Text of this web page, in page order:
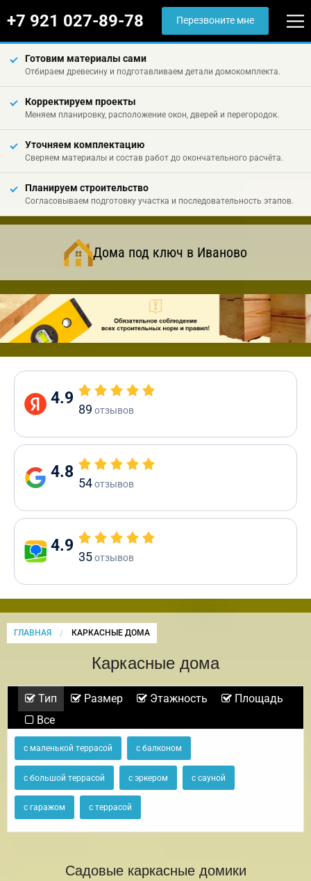
+7 921 027-89-78 Перезвоните мне
Готовим материалы сами
Отбираем древесину и подготавливаем детали домокомплекта.
Корректируем проекты
Меняем планировку, расположение окон, дверей и перегородок.
Уточняем комплектацию
Сверяем материалы и состав работ до окончательного расчёта.
Планируем строительство
Согласовываем подготовку участка и последовательность этапов.
Дома под ключ в Иваново
4.9
89 отзывов
4.8
54отзывов
4.9
35отзывов
ГЛАВНАЯ CURRENT:
КАРКАСНЫЕ ДОМА
Каркасные дома
Тип Размер Этажность
Площадь
Все
с маленькой террасой с балконом
с большой террасой с эркером с сауной
с гаражом с террасой
Садовые каркасные домики